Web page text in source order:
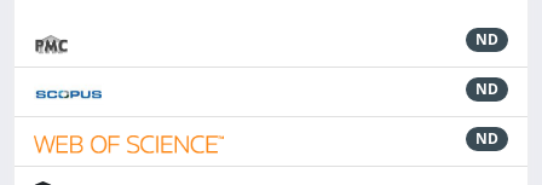
ND
ND
ND